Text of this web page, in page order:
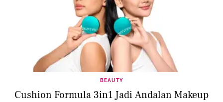
yang sesuai harapan.
BEAUTY
Cushion Formula 3in1 Jadi Andalan Makeup